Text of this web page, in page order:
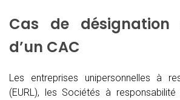
Cas de désignation
d’un CAC
Les entreprises unipersonnelles à
(EURL), les Sociétés à responsabilité